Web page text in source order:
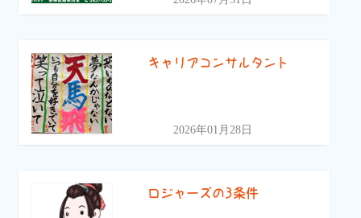
キャリアコンサルタント
2026年01月28日
ロジャーズの3条件